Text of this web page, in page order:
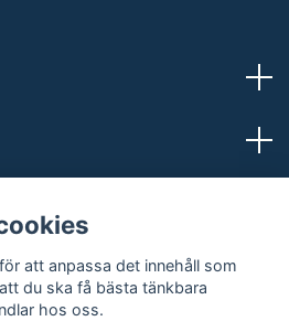
att anpassa det innehåll som
du ska få bästa tänkbara
hos oss.